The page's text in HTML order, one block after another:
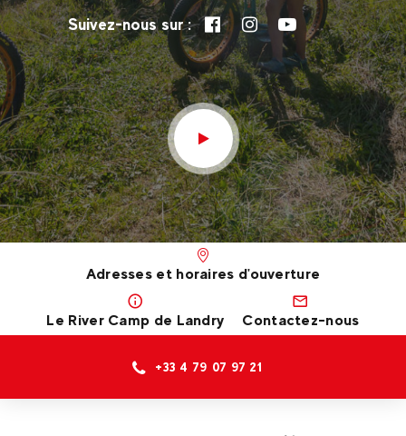
Suivez-nous sur :
Adresses et horaires d'ouverture
Le River Camp de Landry Contactez-nous
+33 4 79 07 97 21